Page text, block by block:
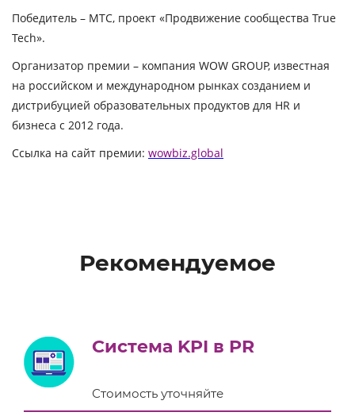
Победитель – МТС, проект «Продвижение сообщества True
Tech».
Организатор премии – компания WOW GROUP, известная
на российском и международном рынках созданием и
дистрибуцией образовательных продуктов для HR и
бизнеса с 2012 года.
Ссылка на сайт премии: wowbiz.global
Рекомендуемое
Система KPI в PR
Стоимость уточняйте